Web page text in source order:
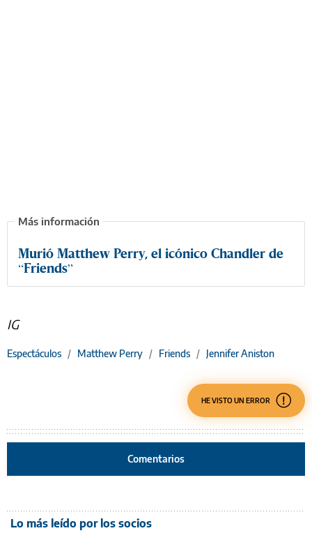
Murió Matthew Perry, el icónico Chandler de
“Friends”
IG
Espectáculos / Matthew Perry / Friends / Jennifer Aniston
HE VISTO UN ERROR
Comentarios
Lo más leído por los socios